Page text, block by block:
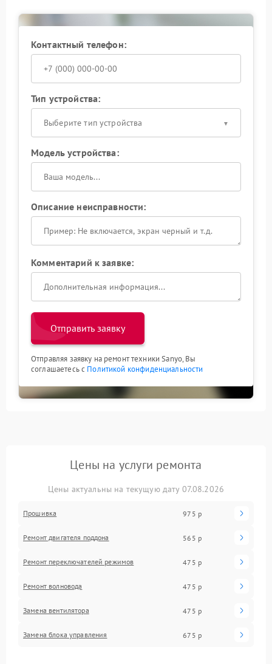
Контактный телефон:
Тип устройства:
Выберите тип устройства
Модель устройства:
Описание неисправности:
Комментарий к заявке:
Отправить заявку
Отправляя заявку на ремонт техники Sanyo, Вы
соглашаетесь с Политикой конфиденциальности
Цены на услуги ремонта
Цены актуальны на текущую дату 07.08.2026
Прошивка 975 р
Ремонт двигателя поддона 565 р
Ремонт переключателей режимов 475 р
Ремонт волновода 475 р
Замена вентилятора 475 р
Замена блока управления 675 р